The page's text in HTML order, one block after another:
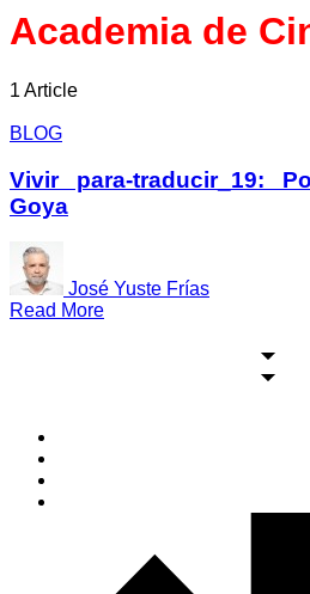
Academia de
1 Article
BLOG
Vivir para-traducir_19:
Goya
José Yuste Frías
Read More